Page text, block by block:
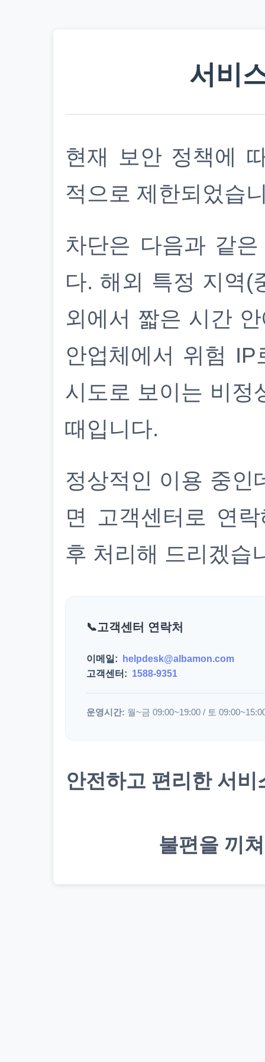
서비
현재 보안 정책에
적으로 제한되었습
차단은 다음과 같
다. 해외 특정 지역(
외에서 짧은 시간
안업체에서 위험
시도로 보이는 비정
때입니다.
정상적인 이용 중인
면 고객센터로 연
후 처리해 드리겠습
고객센터 연락처
이메일:
helpdesk@albamon.com
고객센터: 1588-9351
운영시간: 월~금 09:00~19:00 / 토
안전하고 편리한 서
불편을 끼